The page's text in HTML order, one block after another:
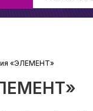
«ЭЛЕМЕНТ»